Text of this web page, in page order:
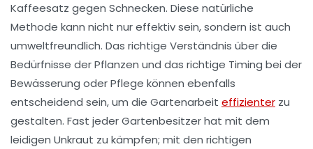
Kaffeesatz gegen Schnecken. Diese natürliche
Methode kann nicht nur effektiv sein, sondern ist auch
umweltfreundlich. Das richtige Verständnis über die
Bedürfnisse der Pflanzen und das richtige Timing bei der
Bewässerung oderPflege können ebenfalls
entscheidend sein, um die Gartenarbeit effizienter zu
gestalten. Fast jeder Gartenbesitzer hat mit dem
leidigen Unkraut zu kämpfen; mit den richtigen